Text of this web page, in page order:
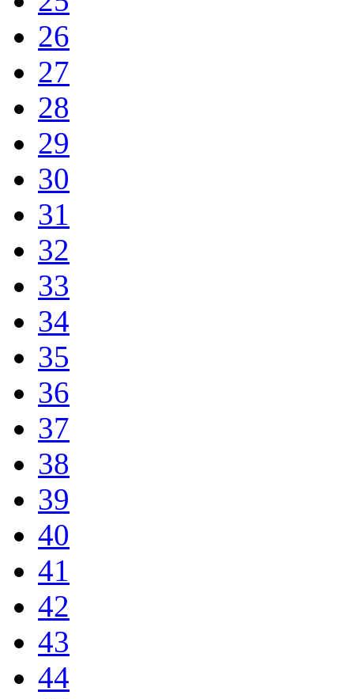
26
27
28
29
30
31
32
33
34
35
36
37
38
39
40
41
42
43
44